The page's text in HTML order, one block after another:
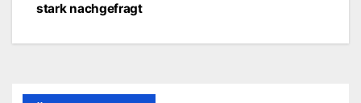
stark nachgefragt